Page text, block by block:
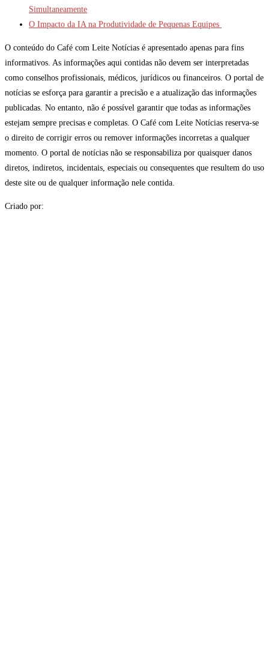
Simultaneamente
O Impacto da IA na Produtividade de Pequenas Equipes
O conteúdo do Café com Leite Notícias é apresentado apenas para fins
informativos. As informações aqui contidas não devem ser interpretadas
como conselhos profissionais, médicos, jurídicos ou financeiros. O portal de
notícias se esforça para garantir a precisão e a atualização das informações
publicadas. No entanto, não é possível garantir que todas as informações
estejam sempre precisas e completas. O Café com Leite Notícias reserva-se
o direito de corrigir erros ou remover informações incorretas a qualquer
momento. O portal de notícias não se responsabiliza por quaisquer danos
diretos, indiretos, incidentais, especiais ou consequentes que resultem do uso
deste site ou de qualquer informação nele contida.
Criado por: